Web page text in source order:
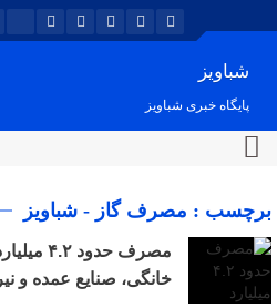
شباویز
پایگاه خبری شباویز
برچسب : مصرف گاز - شباویز
مصرف
خانگی، صنایع عمده و